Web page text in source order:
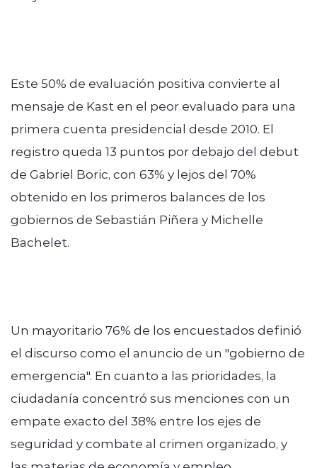
Este 50% de evaluación positiva convierte al
mensaje de Kast en el peor evaluado para una
primera cuenta presidencial desde 2010. El
registro queda 13 puntos por debajo del debut
de Gabriel Boric, con 63% y lejos del 70%
obtenido en los primeros balances de los
gobiernos de Sebastián Piñera y Michelle
Bachelet.
Un mayoritario 76% de los encuestados definió
el discurso como el anuncio de un "gobierno de
emergencia". En cuanto a las prioridades, la
ciudadanía concentró sus menciones con un
empate exacto del 38% entre los ejes de
seguridad y combate al crimen organizado, y